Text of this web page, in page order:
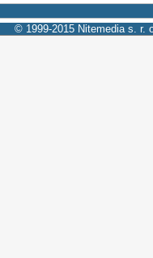
© 1999-2015 Nitemedia s. r.